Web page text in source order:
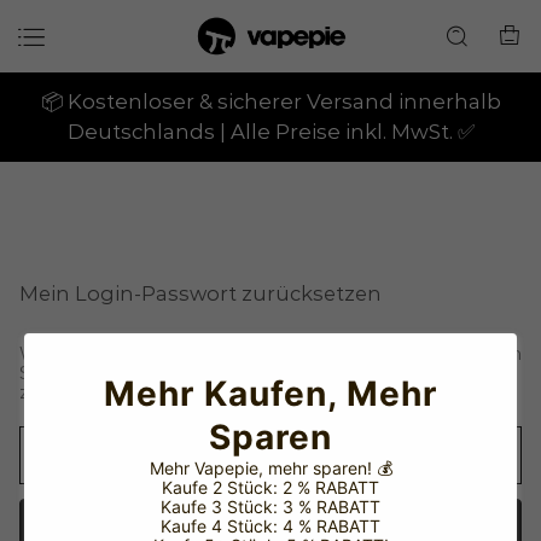
📦 Kostenloser & sicherer Versand innerhalb
Deutschlands | Alle Preise inkl. MwSt. ✅
Mein Login-Passwort zurücksetzen
Wir senden eine E-Mail an Ihre E-Mail-Adresse. Bitte klicken
Sie auf den Link in der E-Mail, um Ihr Login-Passwort
zurückzusetzen.
Senden
Mehr Kaufen, Mehr
Sparen
Mehr Vapepie, mehr sparen! 💰
Kaufe 2 Stück: 2 % RABATT
Kaufe 3 Stück: 3 % RABATT
Kaufe 4 Stück: 4 % RABATT